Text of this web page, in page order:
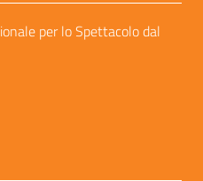
per lo Spettacolo dal